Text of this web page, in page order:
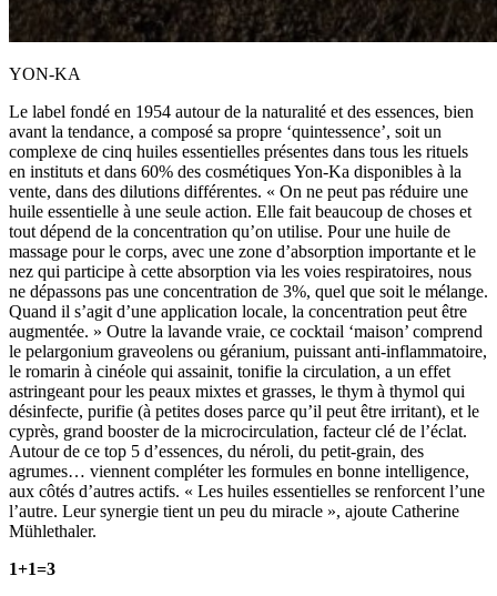
YON-KA
Le label fondé en 1954 autour de la naturalité et des essences, bien
avant la tendance, a composé sa propre ‘quintessence’, soit un
complexe de cinq huiles essentielles présentes dans tous les rituels
en instituts et dans 60% des cosmétiques Yon-Ka disponibles à la
vente, dans des dilutions différentes. « On ne peut pas réduire une
huile essentielle à une seule action. Elle fait beaucoup de choses et
tout dépend de la concentration qu’on utilise. Pour une huile de
massage pour le corps, avec une zone d’absorption importante et le
nez qui participe à cette absorption via les voies respiratoires, nous
ne dépassons pas une concentration de 3%, quel que soit le mélange.
Quand il s’agit d’une application locale, la concentration peut être
augmentée. » Outre la lavande vraie, ce cocktail ‘maison’ comprend
le pelargonium graveolens ou géranium, puissant anti-inflammatoire,
le romarin à cinéole qui assainit, tonifie la circulation, a un effet
astringeant pour les peaux mixtes et grasses, le thym à thymol qui
désinfecte, purifie (à petites doses parce qu’il peut être irritant), et le
cyprès, grand booster de la microcirculation, facteur clé de l’éclat.
Autour de ce top 5 d’essences, du néroli, du petit-grain, des
agrumes… viennent compléter les formules en bonne intelligence,
aux côtés d’autres actifs. « Les huiles essentielles se renforcent l’une
l’autre. Leur synergie tient un peu du miracle », ajoute Catherine
Mühlethaler.
1+1=3